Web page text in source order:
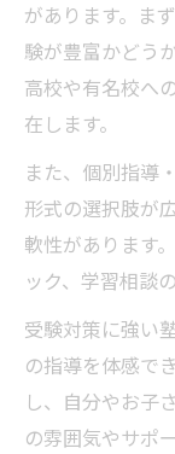
があります。ま
験が豊富かどう
高校や有名校へ
在します。
また、個別指導
形式の選択肢が
軟性があります
ック、学習相談
受験対策に強い
の指導を体感で
し、自分やお子
の雰囲気やサポ